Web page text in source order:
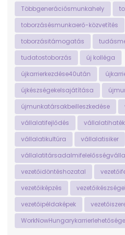
Többgenerációsmunkahely
toborzásésmunkaerő-közvetítés
toborzásitámogatás
tudatostoborzás
új kolléga
újkarrierkezdése40után
újkészségekelsajátítása
újmunkatársakbeilleszkedése
vállalatifejlődés
vállalatikultúra
vállalatisiker
vezetőidöntéshozatal
vezetőiképzés
vezetőipéldaképek